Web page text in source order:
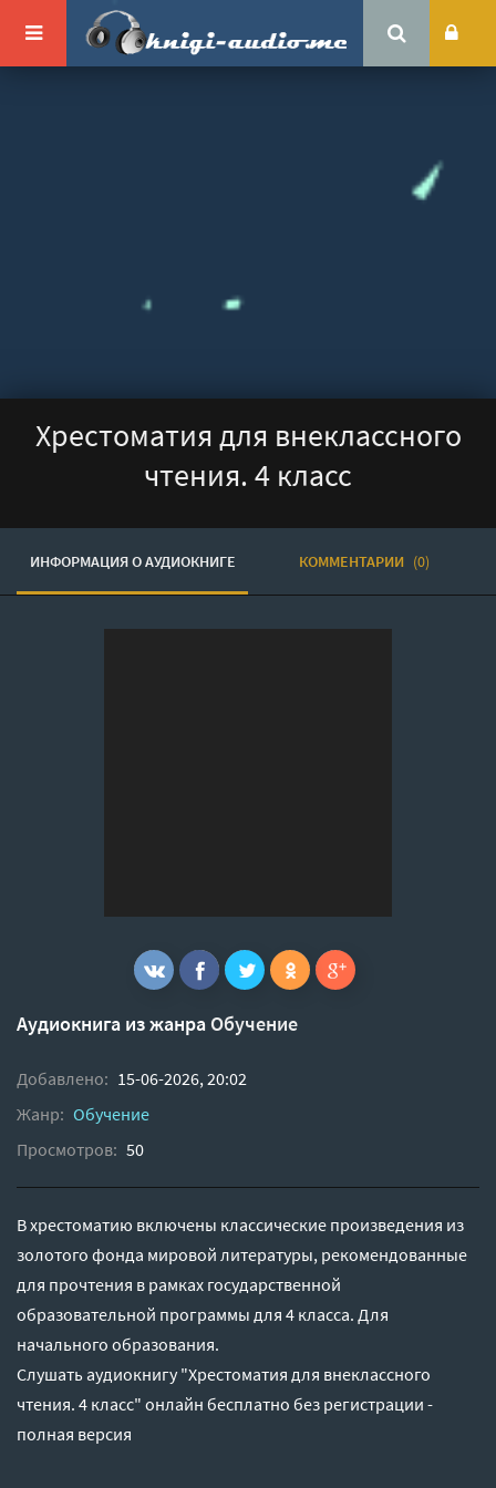
Хрестоматия для внеклассного
чтения. 4 класс
ИНФОРМАЦИЯ О АУДИОКНИГЕ КОММЕНТАРИИ (0)
Аудиокнига из жанра Обучение
Добавлено: 15-06-2026, 20:02
Жанр: Обучение
Просмотров: 50
В хрестоматию включены классические произведения из
золотого фонда мировой литературы, рекомендованные
для прочтения в рамках государственной
образовательной программы для 4 класса. Для
начального образования.
Слушать аудиокнигу "Хрестоматия для внеклассного
чтения. 4 класс" онлайн бесплатно без регистрации -
полная версия